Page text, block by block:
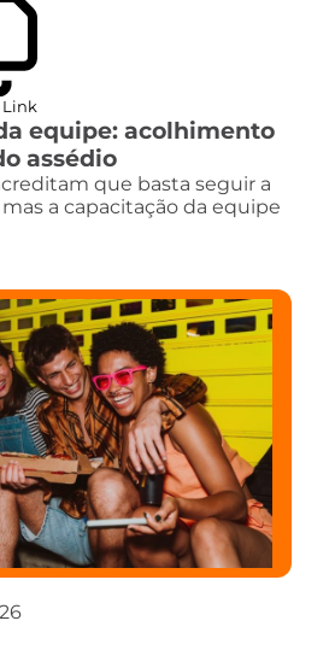
Link
equipe: acolhimento
assédio
que basta seguir a
a capacitação da equipe